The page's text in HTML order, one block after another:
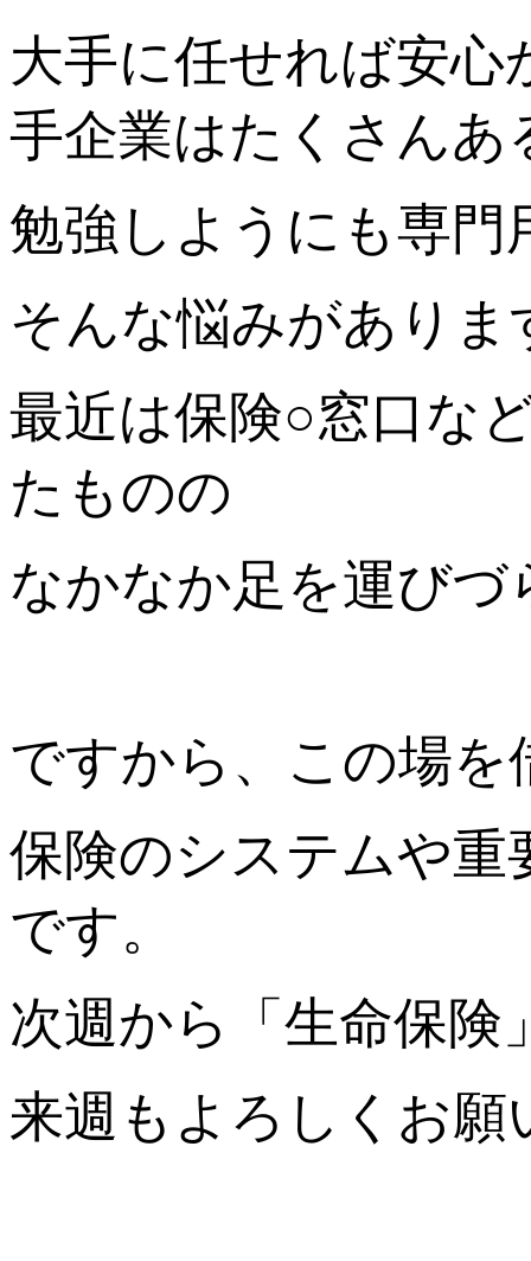
大手に任せれば安
手企業はたくさんあ
勉強しようにも専門
そんな悩みがありま
最近は保険○窓口な
たものの
なかなか足を運びづ
ですから、この場
保険のシステムや重
です。
次週から「生命保険
来週もよろしくお願